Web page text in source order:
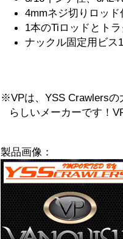
4mmネジ切りロッド
1本のTiロッドとト
ナックル固定用ビス
※VPは、YSS Crawlersの
らしいメーカーです！
製品画像：